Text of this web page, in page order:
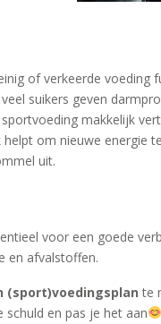
of verkeerde voeding
suikers geven
makkelijk
om nieuwe energie
uit.
voor een goede
en afvalstoffen.
(sport)voedingsplan te
en pas je het aan